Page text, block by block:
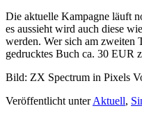
Die aktuelle Kampagne läuft
es aussieht wird auch diese
werden. Wer sich am zweiten
gedrucktes Buch ca. 30 EUR
Bild: ZX Spectrum in Pixels
Veröffentlicht unterAktuell,